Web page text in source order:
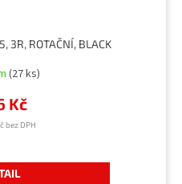
3R, ROTAČNÍ, BLACK
(27 ks)
bez DPH
Kč